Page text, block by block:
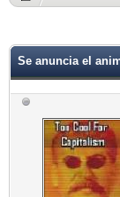
Se anuncia el